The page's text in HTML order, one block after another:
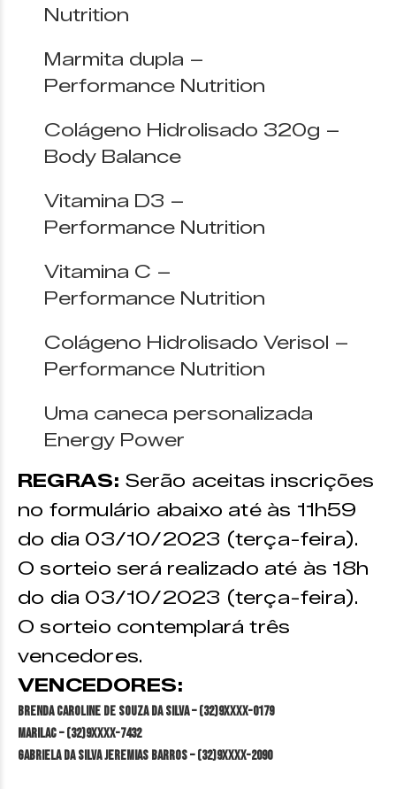
Nutrition
Marmita dupla –
Performance Nutrition
Colágeno Hidrolisado 320g –
Body Balance
Vitamina D3 –
Performance Nutrition
Vitamina C –
Performance Nutrition
Colágeno Hidrolisado Verisol –
Performance Nutrition
Uma caneca personalizada
Energy Power
REGRAS: Serão aceitas inscrições
no formulário abaixo até às 11h59
do dia 03/10/2023 (terça-feira).
O sorteio será realizado até às 18h
do dia 03/10/2023 (terça-feira).
O sorteio contemplará três
vencedores.
VENCEDORES:
Brenda Caroline de Souza da Silva – (32)9XXXX-0179
Marilac – (32)9XXXX-7432
Gabriela da Silva Jeremias Barros – (32)9XXXX-2090